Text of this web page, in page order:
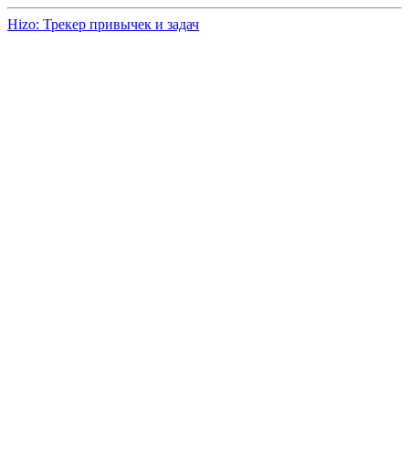
Hizo: Трекер привычек и задач